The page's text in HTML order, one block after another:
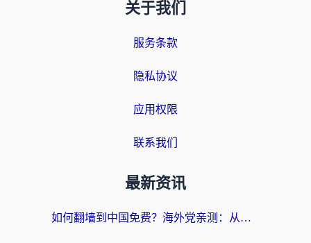
关于我们
服务条款
隐私协议
应用权限
联系我们
最新资讯
如何翻墙到中国免费？海外党亲测：从踩坑到选对加速器的全攻略